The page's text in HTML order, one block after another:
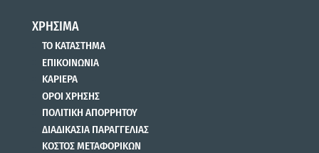
ΧΡΗΣΙΜΑ
ΤΟ ΚΑΤΑΣΤΗΜΑ
ΕΠΙΚΟΙΝΩΝΙΑ
ΚΑΡΙΕΡΑ
ΟΡΟΙ ΧΡΗΣΗΣ
ΠΟΛΙΤΙΚΗ ΑΠΟΡΡΗΤΟΥ
ΔΙΑΔΙΚΑΣΙΑ ΠΑΡΑΓΓΕΛΙΑΣ
ΚΟΣΤΟΣ ΜΕΤΑΦΟΡΙΚΩΝ